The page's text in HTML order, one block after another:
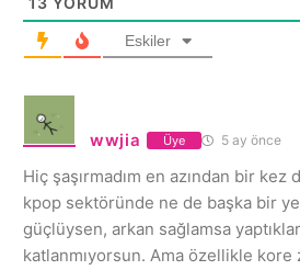
Eskiler
wwjia Üye 5 ay önce
Hiç şaşırmadım en azından bir
kpop sektöründe ne de başka bir
güçlüysen, arkan sağlamsa
katlanmıyorsun. Ama özellikle kore